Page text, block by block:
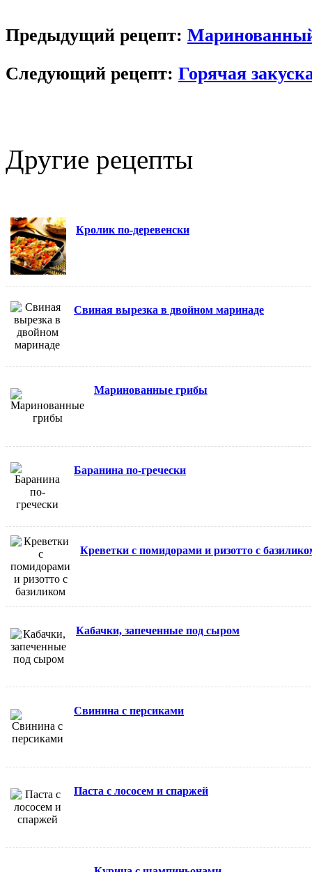
Предыдущий рецепт:
Следующий рецепт: Горячая
Другие рецепты
Кролик по-деревенски
Свиная вырезка в двойном маринаде
Маринованные грибы
Баранина по-гречески
Креветки с помидорами и ризотто с
Кабачки, запеченные под сыром
Свинина с персиками
Паста с лососем и спаржей